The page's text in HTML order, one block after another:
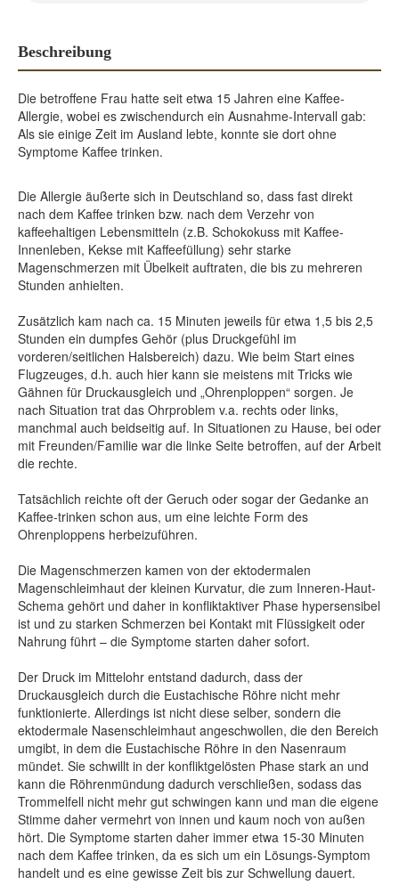
Beschreibung
Die betroffene Frau hatte seit etwa 15 Jahren eine Kaffee-
Allergie, wobei es zwischendurch ein Ausnahme-Intervall gab:
Als sie einige Zeit im Ausland lebte, konnte sie dort ohne
Symptome Kaffee trinken.
Die Allergie äußerte sich in Deutschland so, dass fast direkt
nach dem Kaffee trinken bzw. nach dem Verzehr von
kaffeehaltigen Lebensmitteln (z.B. Schokokuss mit Kaffee-
Innenleben, Kekse mit Kaffeefüllung) sehr starke
Magenschmerzen mit Übelkeit auftraten, die bis zu mehreren
Stunden anhielten.
Zusätzlich kam nach ca. 15 Minuten jeweils für etwa 1,5 bis 2,5
Stunden ein dumpfes Gehör (plus Druckgefühl im
vorderen/seitlichen Halsbereich) dazu. Wie beim Start eines
Flugzeuges, d.h. auch hier kann sie meistens mit Tricks wie
Gähnen für Druckausgleich und „Ohrenploppen“ sorgen. Je
nach Situation trat das Ohrproblem v.a. rechts oder links,
manchmal auch beidseitig auf. In Situationen zu Hause, bei oder
mit Freunden/Familie war die linke Seite betroffen, auf der Arbeit
die rechte.
Tatsächlich reichte oft der Geruch oder sogar der Gedanke an
Kaffee-trinken schon aus, um eine leichte Form des
Ohrenploppens herbeizuführen.
Die Magenschmerzen kamen von der ektodermalen
Magenschleimhaut der kleinen Kurvatur, die zum Inneren-Haut-
Schema gehört und daher in konfliktaktiver Phase hypersensibel
ist und zu starken Schmerzen bei Kontakt mit Flüssigkeit oder
Nahrung führt – die Symptome starten daher sofort.
Der Druck im Mittelohr entstand dadurch, dass der
Druckausgleich durch die Eustachische Röhre nicht mehr
funktionierte. Allerdings ist nicht diese selber, sondern die
ektodermale Nasenschleimhaut angeschwollen, die den Bereich
umgibt, in dem die Eustachische Röhre in den Nasenraum
mündet. Sie schwillt in der konfliktgelösten Phase stark an und
kann die Röhrenmündung dadurch verschließen, sodass das
Trommelfell nicht mehr gut schwingen kann und man die eigene
Stimme daher vermehrt von innen und kaum noch von außen
hört. Die Symptome starten daher immer etwa 15-30 Minuten
nach dem Kaffee trinken, da es sich um ein Lösungs-Symptom
handelt und es eine gewisse Zeit bis zur Schwellung dauert.